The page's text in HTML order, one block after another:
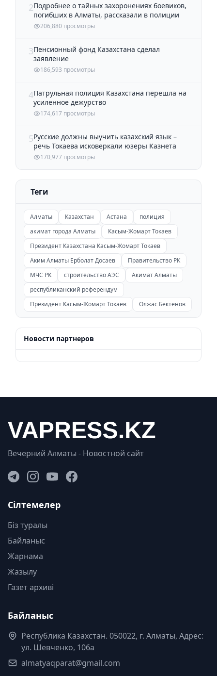
2Подробнее о тайных захоронениях боевиков,
погибших в Алматы, рассказали в полиции
206,880 просмотры
3Пенсионный фонд Казахстана сделал
заявление
186,593 просмотры
4Патрульная полиция Казахстана перешла на
усиленное дежурство
174,617 просмотры
5Русские должны выучить казахский язык –
речь Токаева исковеркали юзеры Казнета
170,977 просмотры
Теги
Алматы Казахстан Астана
полиция
акимат города Алматы
Касым-Жомарт Токаев
Президент Казахстана Касым-Жомарт Токаев
Аким Алматы Ерболат Досаев
Правительство РК
МЧС РК
строительство АЭС
Акимат Алматы
республиканский референдум
Президент Касым-Жомарт Токаев
Олжас Бектенов
Новости партнеров
Вечерний Алматы - Новостной сайт
Сілтемелер
Біз туралы
Байланыс
Жарнама
Жазылу
Газет архиві
Байланыс
Республика Казахстан. 050022, г. Алматы, Адрес:
ул. Шевченко, 106а
almatyaqparat@gmail.com